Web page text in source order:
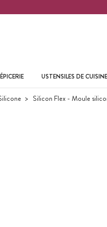
ÉPICERIE USTENSILES DE CUISINE
Silicon Flex - Moule